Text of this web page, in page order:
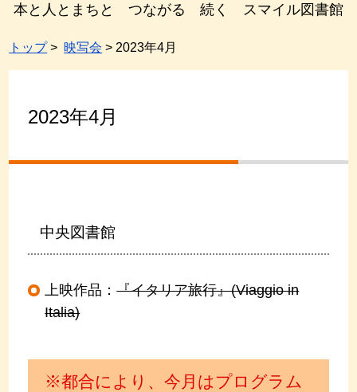
本と人とまちと つながる 続く スマイル図書館
トップ> 映写会 > 2023年4月
2023年4月
中央図書館
上映作品：『イタリア旅行』(Viaggio in
Italia)
※都合により、今月はプログラム